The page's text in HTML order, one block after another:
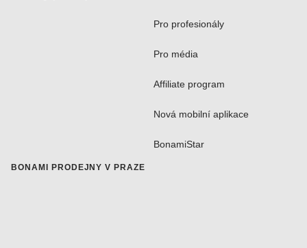
Pro profesionály
Pro média
Affiliate program
Nová mobilní aplikace
BonamiStar
BONAMI PRODEJNY V PRAZE